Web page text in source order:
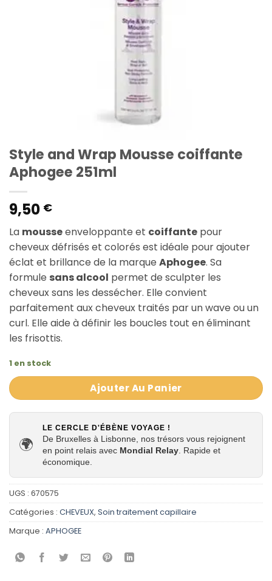
Style and Wrap Mousse coiffante
Aphogee 251ml
9,50 €
La mousseenveloppante et coiffante pour
cheveux défrisés et colorés est idéale pour ajouter
éclat et brillance de la marque Aphogee. Sa
formule sans alcool permet de sculpter les
cheveux sans les dessécher. Elle convient
parfaitement aux cheveux traités par un wave ou un
curl. Elle aide à définir les boucles tout en éliminant
les frisottis.
1 en stock
Ajouter Au Panier
🌍
LE CERCLE D'ÉBÈNE VOYAGE !
De Bruxelles à Lisbonne, nos trésors vous rejoignent
en point relais avec Mondial Relay. Rapide et
économique.
UGS : 670575
Catégories : CHEVEUX, Soin traitement capillaire
Marque : APHOGEE